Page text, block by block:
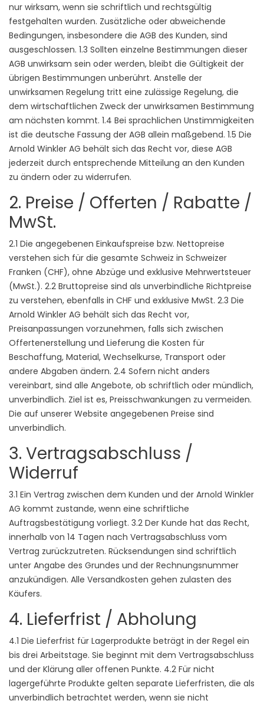
nur wirksam, wenn sie schriftlich und rechtsgültig
festgehalten wurden. Zusätzliche oder abweichende
Bedingungen, insbesondere die AGB des Kunden, sind
ausgeschlossen. 1.3 Sollten einzelne Bestimmungen dieser
AGB unwirksam sein oder werden, bleibt die Gültigkeit der
übrigen Bestimmungen unberührt. Anstelle der
unwirksamen Regelung tritt eine zulässige Regelung, die
dem wirtschaftlichen Zweck der unwirksamen Bestimmung
am nächsten kommt. 1.4 Bei sprachlichen Unstimmigkeiten
ist die deutsche Fassung der AGB allein maßgebend. 1.5 Die
Arnold Winkler AG behält sich das Recht vor, diese AGB
jederzeit durch entsprechende Mitteilung an den Kunden
zu ändern oder zu widerrufen.
2. Preise / Offerten / Rabatte /
MwSt.
2.1 Die angegebenen Einkaufspreise bzw. Nettopreise
verstehen sich für die gesamte Schweiz in Schweizer
Franken (CHF), ohne Abzüge und exklusive Mehrwertsteuer
(MwSt.). 2.2 Bruttopreise sind als unverbindliche Richtpreise
zu verstehen, ebenfalls in CHF und exklusive MwSt. 2.3 Die
Arnold Winkler AG behält sich das Recht vor,
Preisanpassungen vorzunehmen, falls sich zwischen
Offertenerstellung und Lieferung die Kosten für
Beschaffung, Material, Wechselkurse, Transport oder
andere Abgaben ändern. 2.4 Sofern nicht anders
vereinbart, sind alle Angebote, ob schriftlich oder mündlich,
unverbindlich. Ziel ist es, Preisschwankungen zu vermeiden.
Die auf unserer Website angegebenen Preise sind
unverbindlich.
3. Vertragsabschluss /
Widerruf
3.1 Ein Vertrag zwischen dem Kunden und der Arnold Winkler
AG kommt zustande, wenn eine schriftliche
Auftragsbestätigung vorliegt. 3.2 Der Kunde hat das Recht,
innerhalb von 14 Tagen nach Vertragsabschluss vom
Vertrag zurückzutreten. Rücksendungen sind schriftlich
unter Angabe des Grundes und der Rechnungsnummer
anzukündigen. Alle Versandkosten gehen zulasten des
Käufers.
4. Lieferfrist / Abholung
4.1 Die Lieferfrist für Lagerprodukte beträgt in der Regel ein
bis drei Arbeitstage. Sie beginnt mit dem Vertragsabschluss
und der Klärung aller offenen Punkte. 4.2 Für nicht
lagergeführte Produkte gelten separate Lieferfristen, die als
unverbindlich betrachtet werden, wenn sie nicht